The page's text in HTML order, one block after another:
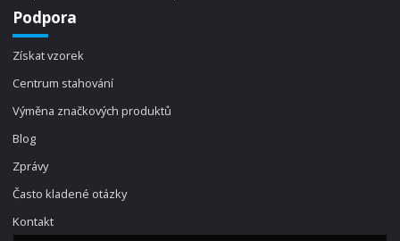
Podpora
Získat vzorek
Centrum stahování
Výměna značkových produktů
Blog
Zprávy
Často kladené otázky
Kontakt